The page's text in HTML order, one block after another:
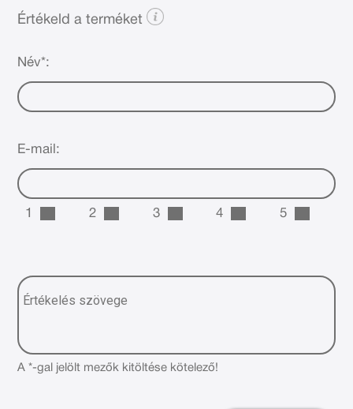
Értékeld a terméket
Név*:
E-mail:
1 2 3 4 5
A *-gal jelölt mezők kitöltése kötelező!